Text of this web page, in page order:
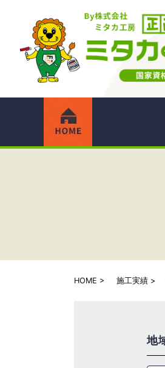
HOME 施工実績
地